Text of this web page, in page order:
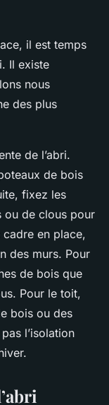
il est temps
Il existe
nous
des plus
de l’abri.
de bois
fixez les
ou de clous pour
en place,
des murs. Pour
de bois que
Pour le toit,
bois ou des
l’isolation